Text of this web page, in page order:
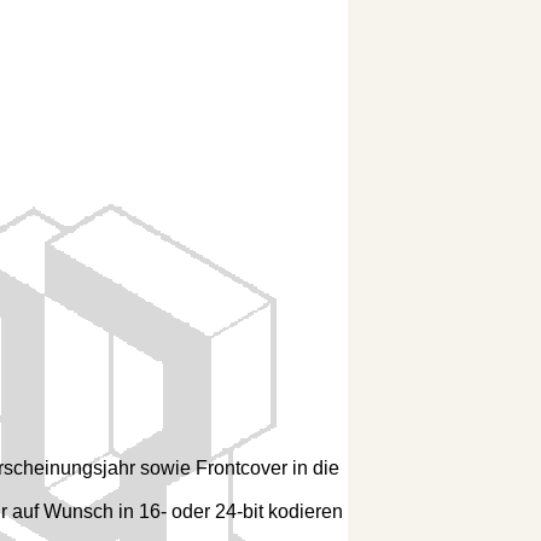
sowie Frontcover in die
auf Wunsch in 16- oder 24-bit kodieren